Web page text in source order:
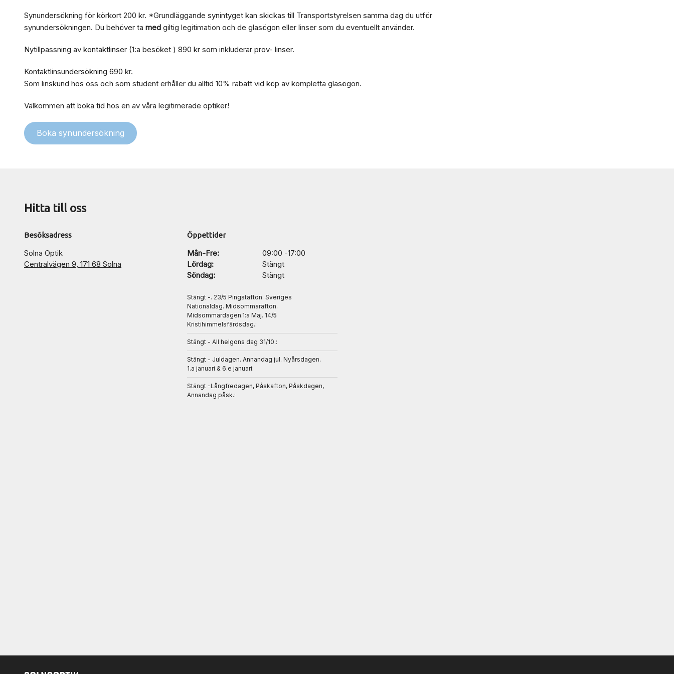
Synundersökning för körkort 200 kr. *Grundläggande synintyget kan skickas till Transportstyrelsen samma dag du utför
synundersökningen. Du behöver ta med giltig legitimation och de glasögon eller linser som du eventuellt använder.
Nytillpassning av kontaktlinser (1:a besöket ) 890 kr som inkluderar prov- linser.
Kontaktlinsundersökning 690 kr.
Som linskund hos oss och som student erhåller du alltid 10% rabatt vid köp av kompletta glasögon.
Välkommen att boka tid hos en av våra legitimerade optiker!
Boka synundersökning
Hitta till oss
Besöksadress
Solna Optik
Centralvägen 9, 171 68 Solna
Öppettider
Mån-Fre:
09:00 -17:00
Lördag:
Stängt
Söndag:
Stängt
Stängt -. 23/5 Pingstafton. Sveriges
Nationaldag. Midsommarafton.
Midsommardagen.1:a Maj. 14/5
Kristihimmelsfärdsdag.:
Stängt - All helgons dag 31/10.:
Stängt - Juldagen. Annandag jul. Nyårsdagen.
1.a januari & 6.e januari:
Stängt -Långfredagen, Påskafton, Påskdagen,
Annandag påsk.: